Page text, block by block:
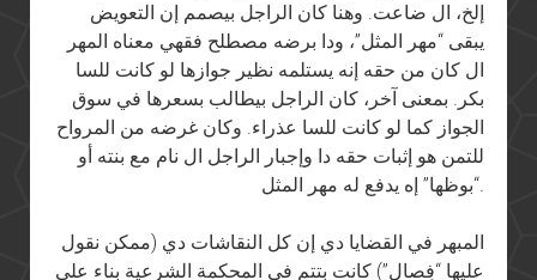
إلخ، ال ضاعت. وهنا كان الراجل بيصمم إن التعويض
يبقى “مهر المثل”، ودا برضه مصطلح فقهي معناه المهر
ال كان من حقه إنه يستلمه نظير جوازها لو كانت للسا
بكر. بمعنى آخر، كان الراجل بيطالب بسعرها في سوق
الجواز كما لو كانت للسا عذراء. وكان غرضه من المرواح
للتمن هو إثبات حقه دا وإجبار الراجل ال نام مع بنته أو
“بوظها” إه يدفع له مهر المثل.
المبهر في القضايا دي إن كل النقاشات دي (ممكن نقول
عليها “فِصال”) كانت بتتم في المحكمة الشرعية بناء على